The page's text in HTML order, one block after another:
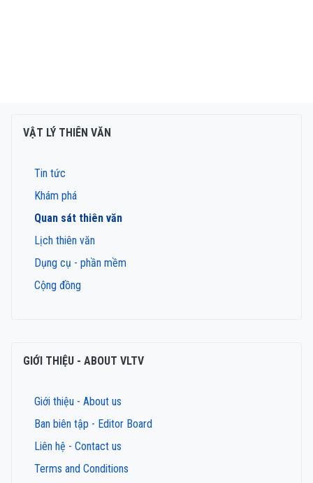
VẬT LÝ THIÊN VĂN
Tin tức
Khám phá
Quan sát thiên văn
Lịch thiên văn
Dụng cụ - phần mềm
Cộng đồng
GIỚI THIỆU - ABOUT VLTV
Giới thiệu - About us
Ban biên tập - Editor Board
Liên hệ - Contact us
Terms and Conditions